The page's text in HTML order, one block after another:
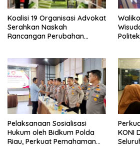
Koalisi 19 Organisasi Advokat
Serahkan Naskah
Rancangan Perubahan
RI
Pelaksanaan Sosialisasi
Hukum oleh Bidkum Polda
Riau, Perkuat Pemahaman
KONI